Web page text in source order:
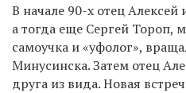
В начале 90-х отец
а тогда еще Сергей Тороп,
самоучка и «уфолог»,
Минусинска. Затем отец
друга из вида. Новая